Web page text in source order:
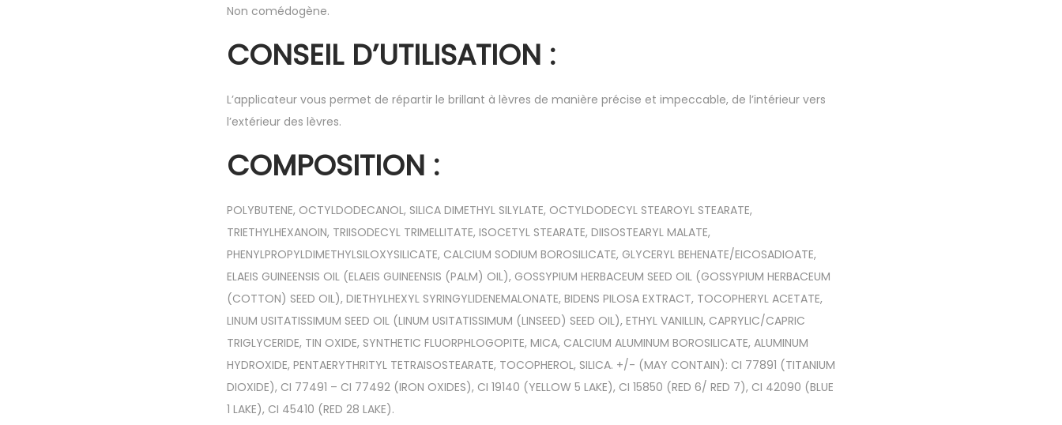
Non comédogène.
CONSEIL D’UTILISATION :
L’applicateur vous permet de répartir le brillant à lèvres de manière précise et impeccable, de l’intérieur vers
l’extérieur des lèvres.
COMPOSITION :
POLYBUTENE, OCTYLDODECANOL, SILICA DIMETHYL SILYLATE, OCTYLDODECYL STEAROYL STEARATE,
TRIETHYLHEXANOIN, TRIISODECYL TRIMELLITATE, ISOCETYL STEARATE, DIISOSTEARYL MALATE,
PHENYLPROPYLDIMETHYLSILOXYSILICATE, CALCIUM SODIUM BOROSILICATE, GLYCERYL BEHENATE/EICOSADIOATE,
ELAEIS GUINEENSIS OIL (ELAEIS GUINEENSIS (PALM) OIL), GOSSYPIUM HERBACEUM SEED OIL (GOSSYPIUM HERBACEUM
(COTTON) SEED OIL), DIETHYLHEXYL SYRINGYLIDENEMALONATE, BIDENS PILOSA EXTRACT, TOCOPHERYL ACETATE,
LINUM USITATISSIMUM SEED OIL (LINUM USITATISSIMUM (LINSEED) SEED OIL), ETHYL VANILLIN, CAPRYLIC/CAPRIC
TRIGLYCERIDE, TIN OXIDE, SYNTHETIC FLUORPHLOGOPITE, MICA, CALCIUM ALUMINUM BOROSILICATE, ALUMINUM
HYDROXIDE, PENTAERYTHRITYL TETRAISOSTEARATE, TOCOPHEROL, SILICA. +/- (MAY CONTAIN): CI 77891 (TITANIUM
DIOXIDE), CI 77491 – CI 77492 (IRON OXIDES), CI 19140 (YELLOW 5 LAKE), CI 15850 (RED 6/ RED 7), CI 42090 (BLUE
1 LAKE), CI 45410 (RED 28 LAKE).